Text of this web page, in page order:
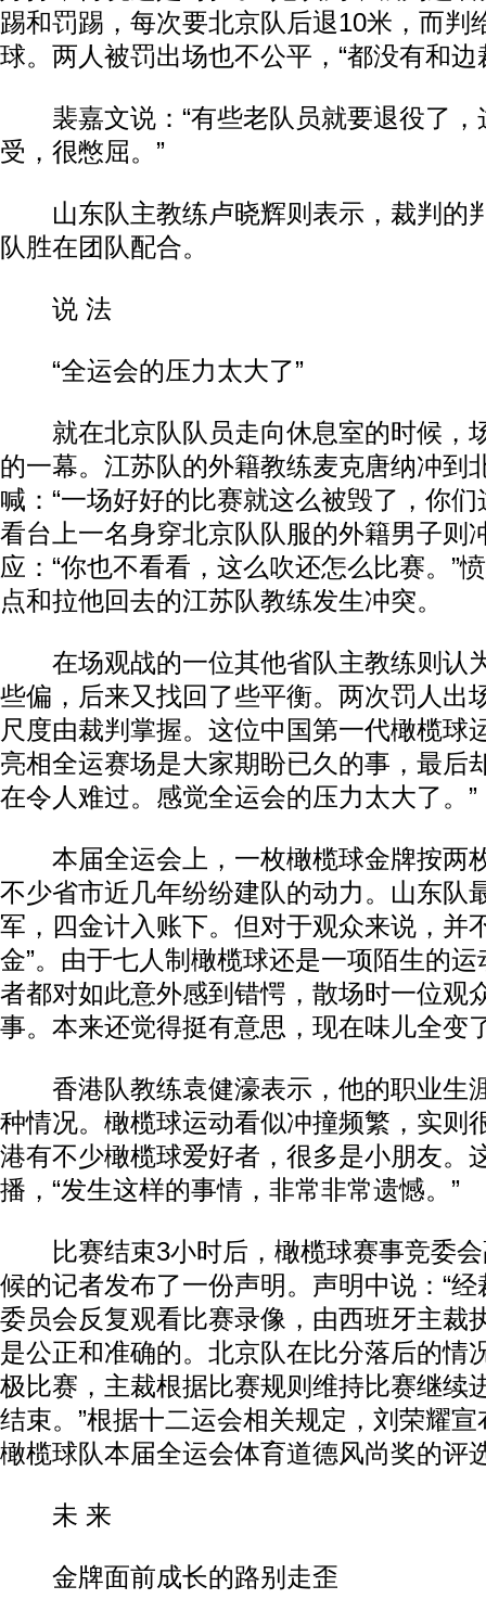
踢和罚踢，每次要北京队后退10米，而判
球。两人被罚出场也不公平，“都没有和边
裴嘉文说：“有些老队员就要退役了，
受，很憋屈。”
山东队主教练卢晓辉则表示，裁判的
队胜在团队配合。
说 法
“全运会的压力太大了”
就在北京队队员走向休息室的时候，
的一幕。江苏队的外籍教练麦克唐纳冲到
喊：“一场好好的比赛就这么被毁了，你们
看台上一名身穿北京队队服的外籍男子则
应：“你也不看看，这么吹还怎么比赛。”
点和拉他回去的江苏队教练发生冲突。
在场观战的一位其他省队主教练则认
些偏，后来又找回了些平衡。两次罚人出
尺度由裁判掌握。这位中国第一代橄榄球
亮相全运赛场是大家期盼已久的事，最后
在令人难过。感觉全运会的压力太大了。”
本届全运会上，一枚橄榄球金牌按两
不少省市近几年纷纷建队的动力。山东队
军，四金计入账下。但对于观众来说，并
金”。由于七人制橄榄球还是一项陌生的
者都对如此意外感到错愕，散场时一位观
事。本来还觉得挺有意思，现在味儿全变
香港队教练袁健濠表示，他的职业生
种情况。橄榄球运动看似冲撞频繁，实则
港有不少橄榄球爱好者，很多是小朋友。
播，“发生这样的事情，非常非常遗憾。”
比赛结束3小时后，橄榄球赛事竞委会
候的记者发布了一份声明。声明中说：“
委员会反复观看比赛录像，由西班牙主裁
是公正和准确的。北京队在比分落后的情
极比赛，主裁根据比赛规则维持比赛继续
结束。”根据十二运会相关规定，刘荣耀
橄榄球队本届全运会体育道德风尚奖的评
未 来
金牌面前成长的路别走歪